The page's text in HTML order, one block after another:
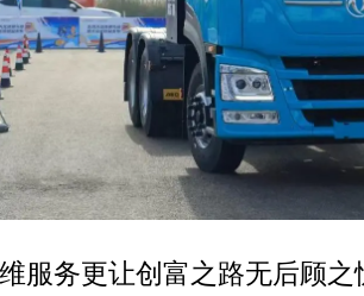
服务更让创富之路无后顾之